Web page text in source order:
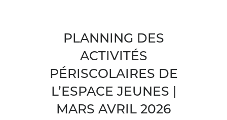
PLANNING DES
ACTIVITÉS
PÉRISCOLAIRES DE
L’ESPACE JEUNES |
MARS AVRIL 2026